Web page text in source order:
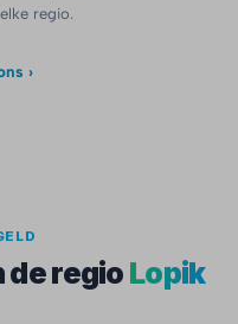
regio.
›
de regio Lopik